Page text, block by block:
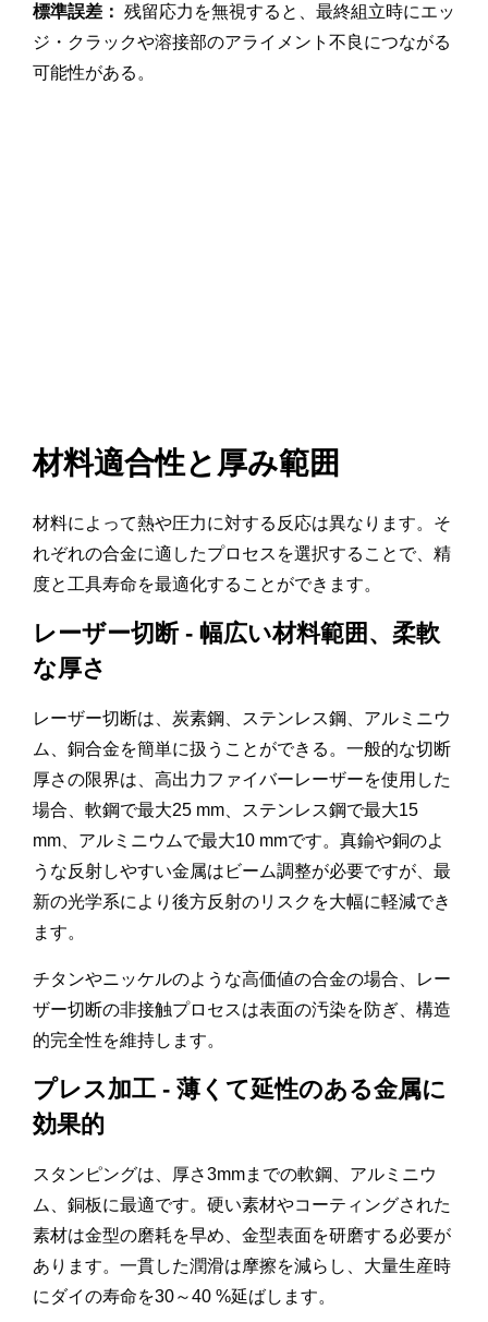
標準誤差： 残留応力を無視すると、最終組立時にエッ
ジ・クラックや溶接部のアライメント不良につながる
可能性がある。
材料適合性と厚み範囲
材料によって熱や圧力に対する反応は異なります。そ
れぞれの合金に適したプロセスを選択することで、精
度と工具寿命を最適化することができます。
レーザー切断 - 幅広い材料範囲、柔軟
な厚さ
レーザー切断は、炭素鋼、ステンレス鋼、アルミニウ
ム、銅合金を簡単に扱うことができる。一般的な切断
厚さの限界は、高出力ファイバーレーザーを使用した
場合、軟鋼で最大25 mm、ステンレス鋼で最大15
mm、アルミニウムで最大10 mmです。真鍮や銅のよ
うな反射しやすい金属はビーム調整が必要ですが、最
新の光学系により後方反射のリスクを大幅に軽減でき
ます。
チタンやニッケルのような高価値の合金の場合、レー
ザー切断の非接触プロセスは表面の汚染を防ぎ、構造
的完全性を維持します。
プレス加工 - 薄くて延性のある金属に
効果的
スタンピングは、厚さ3mmまでの軟鋼、アルミニウ
ム、銅板に最適です。硬い素材やコーティングされた
素材は金型の磨耗を早め、金型表面を研磨する必要が
あります。一貫した潤滑は摩擦を減らし、大量生産時
にダイの寿命を30～40 %延ばします。